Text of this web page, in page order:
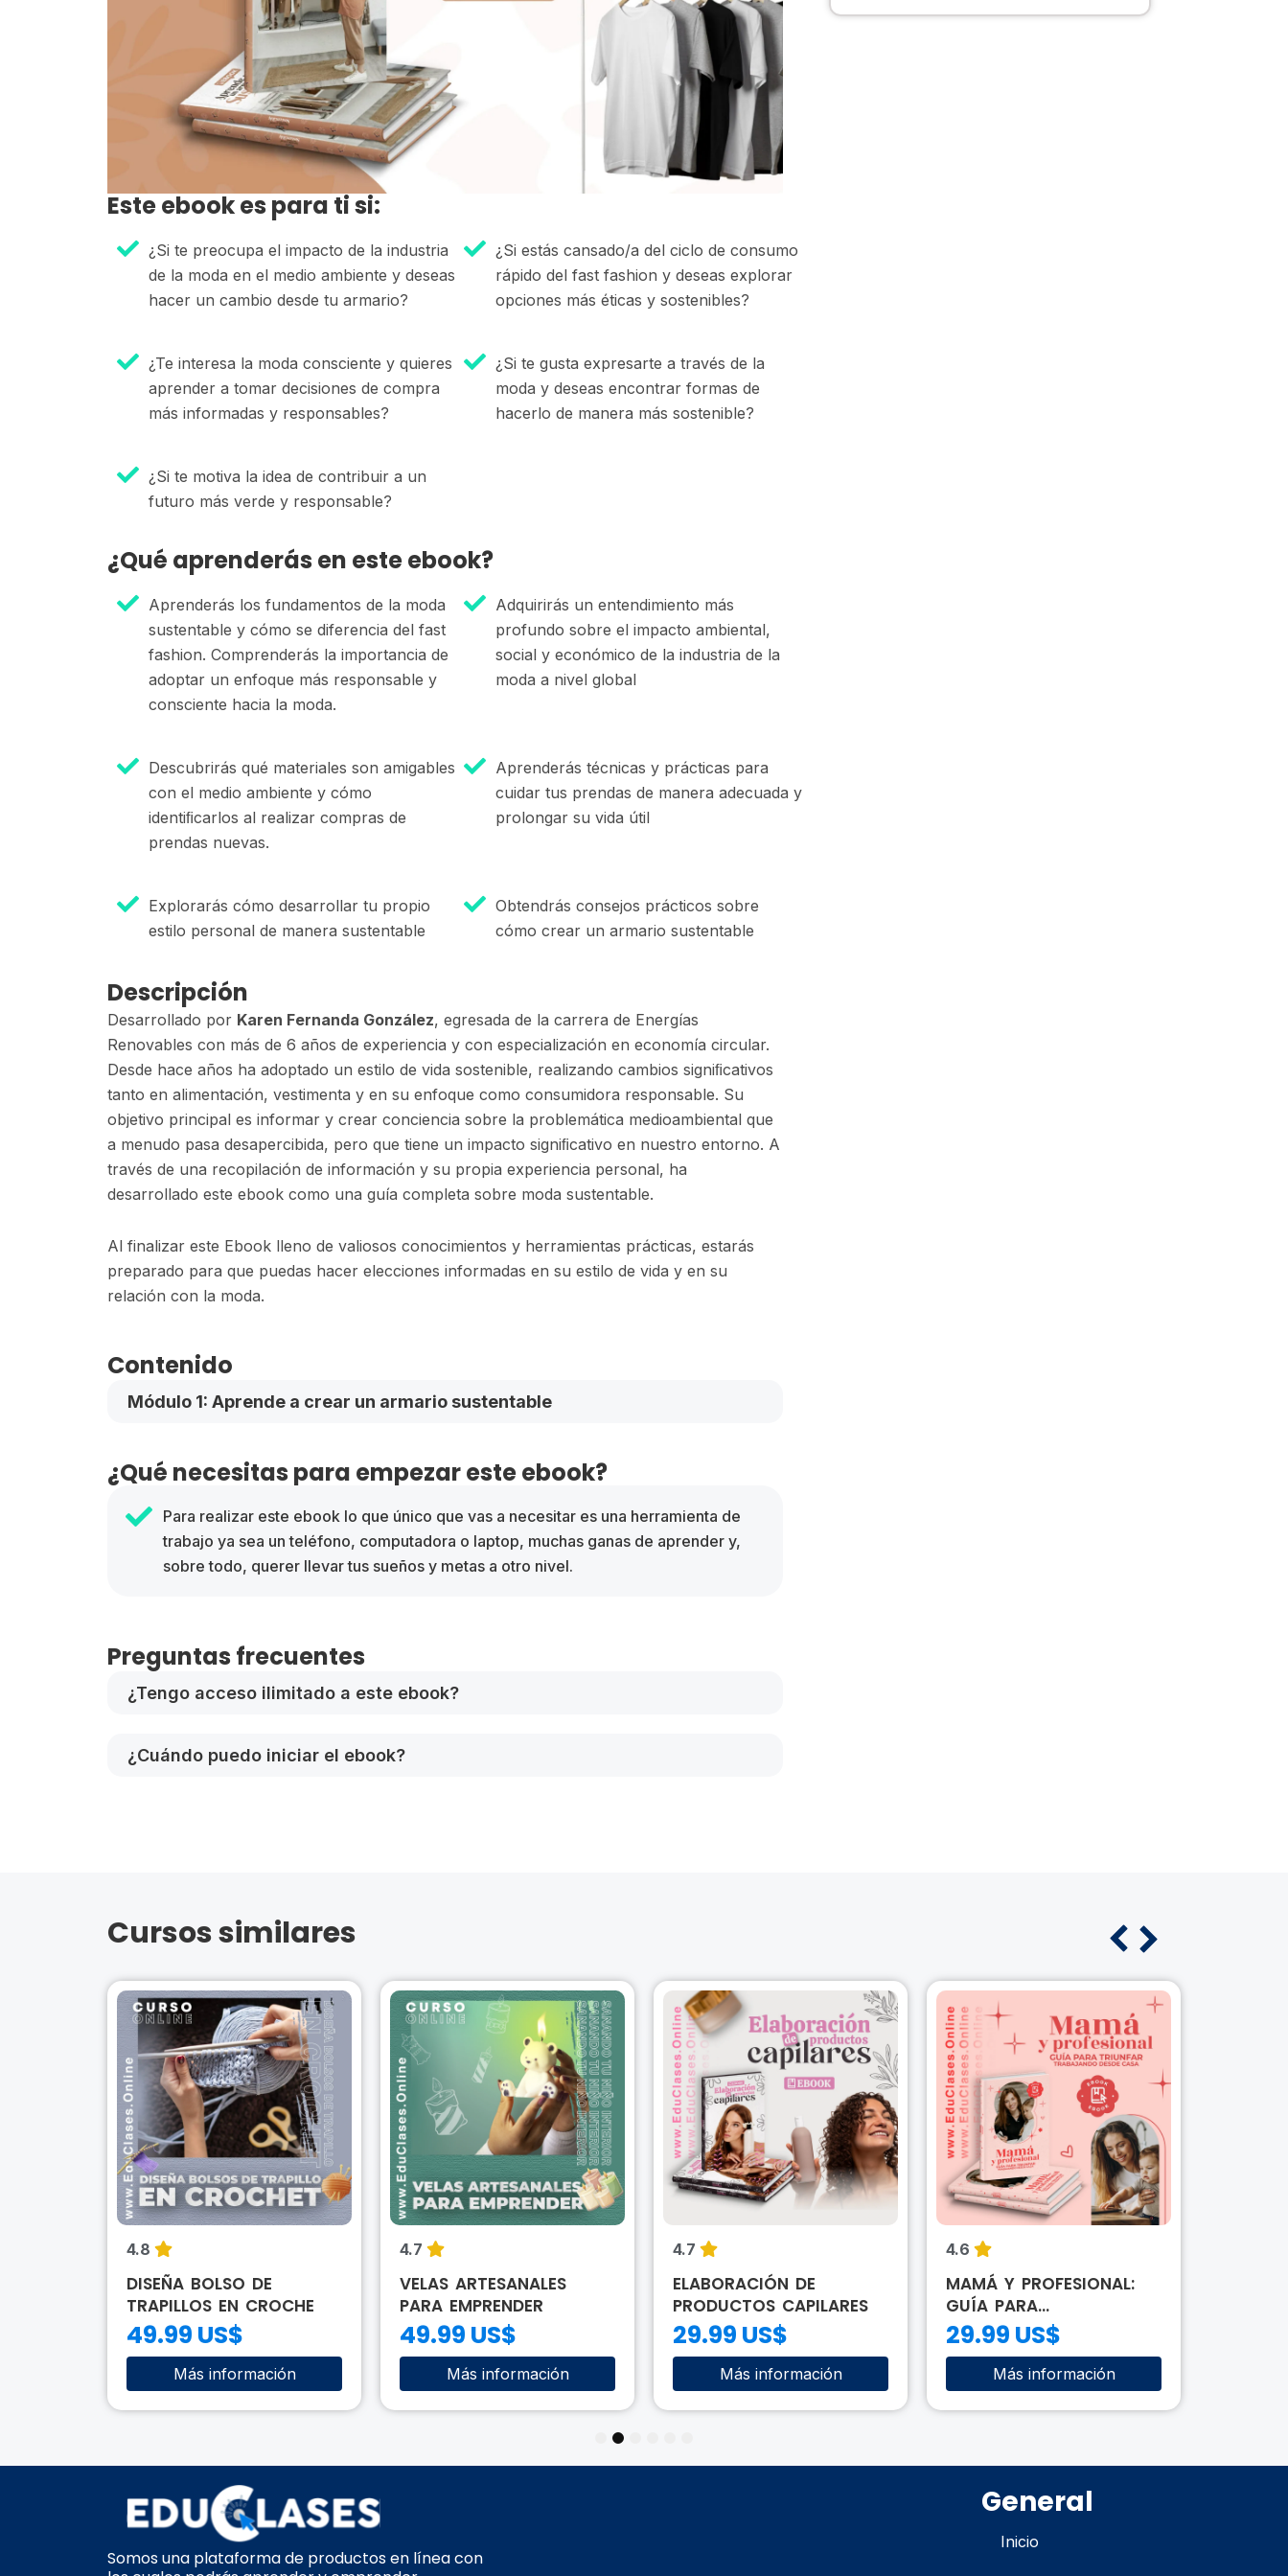
Este ebook es para ti si:
¿Si te preocupa el impacto de la industria
de la moda en el medio ambiente y deseas
hacer un cambio desde tu armario?
¿Si estás cansado/a del ciclo de consumo
rápido del fast fashion y deseas explorar
opciones más éticas y sostenibles?
¿Te interesa la moda consciente y quieres
aprender a tomar decisiones de compra
más informadas y responsables?
¿Si te gusta expresarte a través de la
moda y deseas encontrar formas de
hacerlo de manera más sostenible?
¿Si te motiva la idea de contribuir a un
futuro más verde y responsable?
¿Qué aprenderás en este ebook?
Aprenderás los fundamentos de la moda
sustentable y cómo se diferencia del fast
fashion. Comprenderás la importancia de
adoptar un enfoque más responsable y
consciente hacia la moda.
Adquirirás un entendimiento más
profundo sobre el impacto ambiental,
social y económico de la industria de la
moda a nivel global
Descubrirás qué materiales son amigables
con el medio ambiente y cómo
identiﬁcarlos al realizar compras de
prendas nuevas.
Aprenderás técnicas y prácticas para
cuidar tus prendas de manera adecuada y
prolongar su vida útil
Explorarás cómo desarrollar tu propio
estilo personal de manera sustentable
Obtendrás consejos prácticos sobre
cómo crear un armario sustentable
Descripción
Desarrollado por Karen Fernanda González, egresada de la carrera de Energías
Renovables con más de 6 años de experiencia y con especialización en economía circular.
Desde hace años ha adoptado un estilo de vida sostenible, realizando cambios signiﬁcativos
tanto en alimentación, vestimenta y en su enfoque como consumidora responsable. Su
objetivo principal es informar y crear conciencia sobre la problemática medioambiental que
a menudo pasa desapercibida, pero que tiene un impacto signiﬁcativo en nuestro entorno. A
través de una recopilación de información y su propia experiencia personal, ha
desarrollado este ebook como una guía completa sobre moda sustentable.
Al finalizar este Ebook lleno de valiosos conocimientos y herramientas prácticas, estarás
preparado para que puedas hacer elecciones informadas en su estilo de vida y en su
relación con la moda.
Contenido
Módulo 1: Aprende a crear un armario sustentable
¿Qué necesitas para empezar este ebook?
Para realizar este ebook lo que único que vas a necesitar es una herramienta de
trabajo ya sea un teléfono, computadora o laptop, muchas ganas de aprender y,
sobre todo, querer llevar tus sueños y metas a otro nivel.
Preguntas frecuentes
¿Tengo acceso ilimitado a este ebook?
¿Cuándo puedo iniciar el ebook?
Cursos similares
4.8
DISEÑA BOLSO DE
TRAPILLOS EN CROCHE
49.99 US$
Más información
4.7
VELAS ARTESANALES
PARA EMPRENDER
49.99 US$
Más información
4.7
ELABORACIÓN DE
PRODUCTOS CAPILARES
29.99 US$
Más información
4.6
MAMÁ Y PROFESIONAL:
GUÍA PARA...
29.99 US$
Más información
5
Somos una plataforma de productos en línea con
General
Inicio